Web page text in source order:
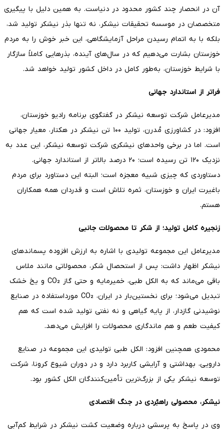
آن در انحصار چند کشور محدود در دنیاست. به همین دلیل با پیگیری
متخصصان در موسسه تحقیقات نیشکر، نه تنها بذر نیشکر تولید شد،
بلکه با به اتمام رسیدن مراحل آزمایشگاهی، این خبر خوش را به مردم
خوزستان بشارت می‌دهیم که در سال‌های آینده، بذرهایی کاملاً سازگار
با شرایط خوزستان، به‌طور کامل در داخل کشور تولید خواهد شد.
فراتر از استاندارد جهانی
مدیرعامل شرکت توسعه نیشکر در گفتگوی برنامه رادیو خوزستان،
افزود: در کشاورزی مُدرن، تولید ۱۰۰ تن نیشکر در هکتار، معیار جهانی
است. اما در برخی واحدهای نیشکری شرکت توسعه نیشکر، این عدد به
نزدیک ۱۲۰ تن رسیده است؛ ۲۰ درصد بالاتر از استاندارد جهانی.
دستاوردی که چیزی شبیه معجزه است؛ البته این دستاورد برای مردم
باغیرت ایران و خوزستان، ثمره تلاش است و قدردان همه همکاران
هستم.
زنجیره کامل تولید؛ از شکر تا محصولات جانبی
مدیرعامل این مجموعه تولیدی با اشاره به ارزش افزوده پسماندهای
نیشکر اظهار داشت: پس از استحصال شکر، محصولاتی مانند ملاس
باقی می‌ماند که به الکل طبی، خمیرمایه و حتی گاز CO₂ و یخ خشک
تبدیل می‌شود؛ برای نخستین‌بار در ایران، CO₂ مورداستفاده در صنایع
نوشیدنی گازدار، از پایه گیاهی و نه نفتی تولید شده است که هم
کیفیت طعم و هم ماندگاری محصولات را افزایش می‌دهد.
محمودی همچنین افزود: الکل طبی تولیدی این مجموعه در صنایع
دارویی، بهداشتی و آرایشی کاربرد دارد و در دوران شیوع کرونا، شرکت
توسعه نیشکر یکی از بزرگ‌ترین تأمین‌کنندگان الکل کشور بود.
نیشکر، محصولی راهبُردی در جنگ اقتصادی
وی در پاسخ به پرسشی درباره وضعیت کشت نیشکر در شرایط کم‌آبی